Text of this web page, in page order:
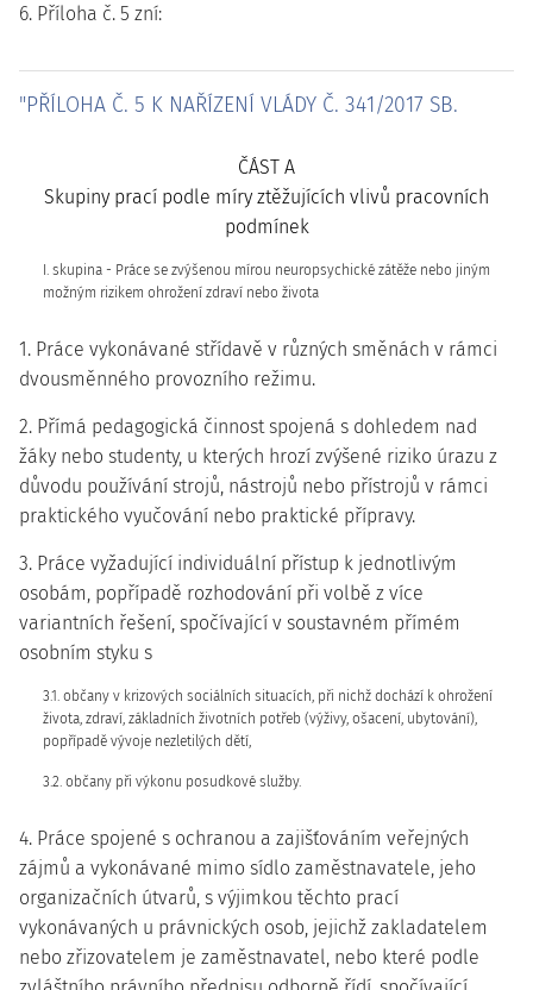
6. Příloha č. 5 zní:
"PŘÍLOHA Č. 5 K NAŘÍZENÍ VLÁDY Č. 341/2017 SB.
ČÁST A
Skupiny prací podle míry ztěžujících vlivů pracovních
podmínek
I. skupina - Práce se zvýšenou mírou neuropsychické zátěže nebo jiným
možným rizikem ohrožení zdraví nebo života
1. Práce vykonávané střídavě v různých směnách v rámci
dvousměnného provozního režimu.
2. Přímá pedagogická činnost spojená s dohledem nad
žáky nebo studenty, u kterých hrozí zvýšené riziko úrazu z
důvodu používání strojů, nástrojů nebo přístrojů v rámci
praktického vyučování nebo praktické přípravy.
3. Práce vyžadující individuální přístup k jednotlivým
osobám, popřípadě rozhodování při volbě z více
variantních řešení, spočívající v soustavném přímém
osobním styku s
3.1. občany v krizových sociálních situacích, při nichž dochází k ohrožení
života, zdraví, základních životních potřeb (výživy, ošacení, ubytování),
popřípadě vývoje nezletilých dětí,
3.2. občany při výkonu posudkové služby.
4. Práce spojené s ochranou a zajišťováním veřejných
zájmů a vykonávané mimo sídlo zaměstnavatele, jeho
organizačních útvarů, s výjimkou těchto prací
vykonávaných u právnických osob, jejichž zakladatelem
nebo zřizovatelem je zaměstnavatel, nebo které podle